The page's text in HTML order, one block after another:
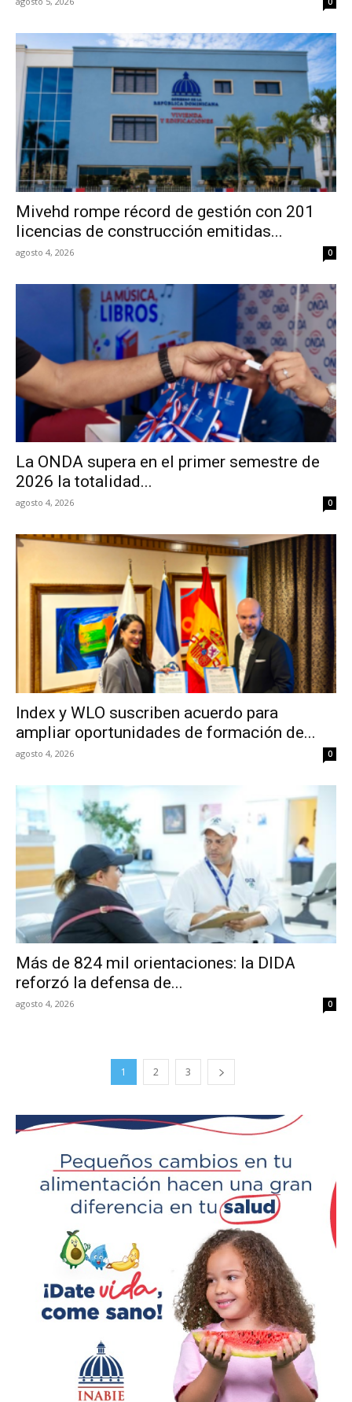
Mivehd rompe récord de gestión con 201
licencias de construcción emitidas...
agosto 4, 2026 0
La ONDA supera en el primer semestre de
2026 la totalidad...
agosto 4, 2026 0
Index y WLO suscriben acuerdo para
ampliar oportunidades de formación de...
agosto 4, 2026 0
Más de 824 mil orientaciones: la DIDA
reforzó la defensa de...
agosto 4, 2026 0
1 2 3